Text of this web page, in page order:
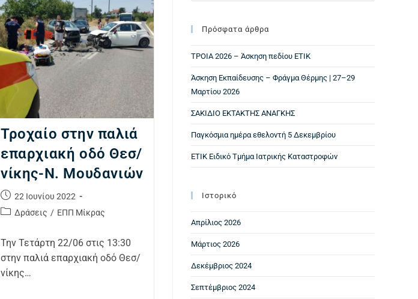
Τροχαίο στην παλιά
επαρχιακή οδό Θεσ/
νίκης-Ν. Μουδανιών
22 Ιουνίου 2022
Δράσεις / ΕΠΠ Μίκρας
Την Τετάρτη 22/06 στις 13:30
στην παλιά επαρχιακή οδό Θεσ/
νίκης…
Πρόσφατα άρθρα
ΤΡΟΙΑ 2026 – Άσκηση πεδίου ΕΤΙΚ
Άσκηση Εκπαίδευσης – Φράγμα Θέρμης | 27–29
Μαρτίου 2026
ΣΑΚΙΔΙΟ ΕΚΤΑΚΤΗΣ ΑΝΑΓΚΗΣ
Παγκόσμια ημέρα εθελοντή 5 Δεκεμβρίου
ΕΤΙΚ Ειδικό Τμήμα Ιατρικής Καταστροφών
Ιστορικό
Απρίλιος 2026
Μάρτιος 2026
Δεκέμβριος 2024
Σεπτέμβριος 2024